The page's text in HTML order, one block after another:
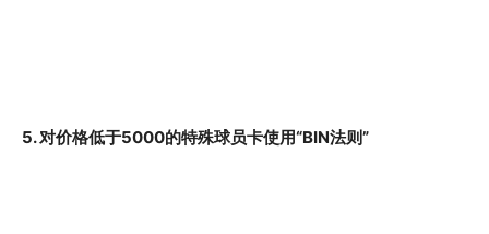
5. 对价格低于5000的特殊球员卡使用“BIN法则”